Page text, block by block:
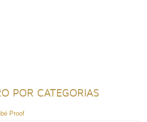
POR CATEGORIAS
Proof